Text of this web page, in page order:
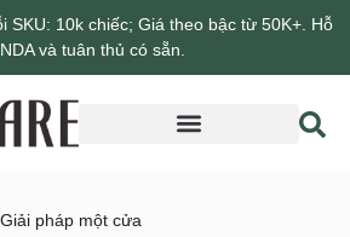
SKU: 10k chiếc; Giá theo bậc từ 50K+. Hỗ
và tuân thủ có sẵn.
pháp một cửa